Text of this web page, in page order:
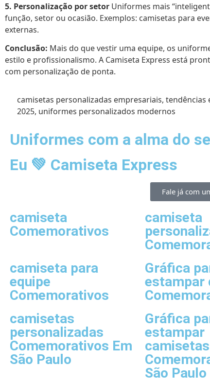
5. Personalização por setor Uniformes mais
função, setor ou ocasião. Exemplos: camisetas para
externas.
Conclusão: Mais do que vestir uma equipe, os
estilo e profissionalismo. A Camiseta Express está
com personalização de ponta.
camisetas personalizadas empresariais, tendências
2025, uniformes personalizados modernos
Uniformes com a alma do
Eu 💚 Camiseta Express
Fale já com
camiseta
Comemorativos
camiseta
camiseta para
equipe
Comemorativos
Gráfica
estampar
camisetas
personalizadas
Comemorativos Em
São Paulo
Gráfica
estampar
camisetas
São Paulo